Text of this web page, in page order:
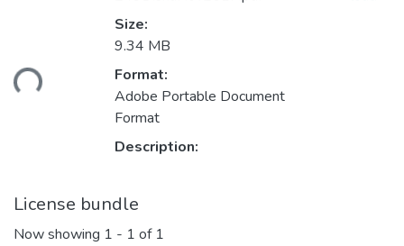
Size:
9.34 MB
Format:
Adobe Portable Document
Format
Description:
License bundle
Now showing 1 - 1 of 1